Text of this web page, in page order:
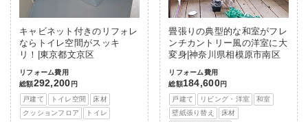
キャビネット付きのリフォレ
ならトイレ空間がスッキ
リ！|東京都文京区
リフォーム費用
総額292,200 円
戸建て
トイレ空間
床材
クッションフロア
トイレ
畳張りの典型的な和室がフレ
ンチカントリー風の洋室に大
変身|神奈川県相模原市南区
リフォーム費用
総額184,600円
戸建て
リビング・洋室
和室
壁紙張り替え
床材